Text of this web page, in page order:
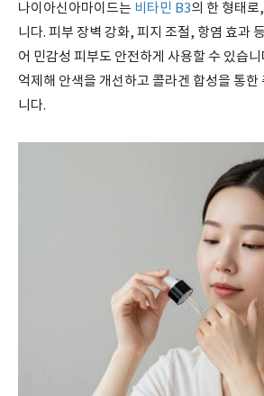
나이아신아마이드는 비타민 B3의 한 형태로
니다. 피부 장벽 강화, 피지 조절, 항염 효과
어 민감성 피부도 안전하게 사용할 수 있습
억제해 안색을 개선하고 콜라겐 합성을 통한
니다.